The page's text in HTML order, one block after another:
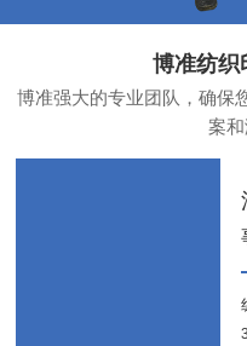
博准纺织
博准强大的专业团队，确保
案